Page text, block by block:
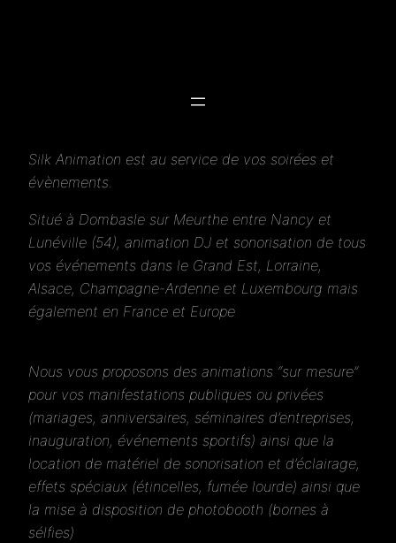
Silk Animation est au service de vos soirées et
évènements.
Situé à Dombasle sur Meurthe entre Nancy et
Lunéville (54), animation DJ et sonorisation de tous
vos événements dans le Grand Est, Lorraine,
Alsace, Champagne-Ardenne et Luxembourg mais
également en France et Europe
Nous vous proposons des animations “sur mesure”
pour vos manifestations publiques ou privées
(mariages, anniversaires, séminaires d’entreprises,
inauguration, événements sportifs) ainsi que la
location de matériel de sonorisation et d’éclairage,
effets spéciaux (étincelles, fumée lourde) ainsi que
la mise à disposition de photobooth (bornes à
sélfies)